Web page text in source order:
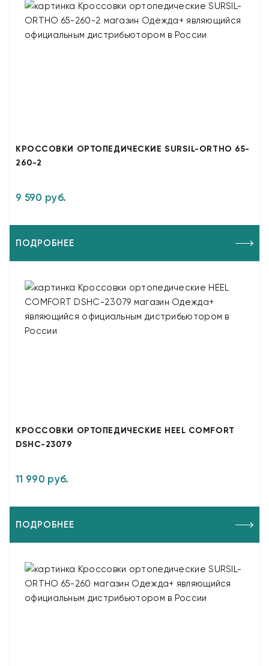
КРОССОВКИ ОРТОПЕДИЧЕСКИЕ SURSIL-ORTHO 65-
260-2
9 590 руб.
ПОДРОБНЕЕ
КРОССОВКИ ОРТОПЕДИЧЕСКИЕ HEEL COMFORT
DSHC-23079
11 990 руб.
ПОДРОБНЕЕ